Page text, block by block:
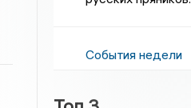
События недели